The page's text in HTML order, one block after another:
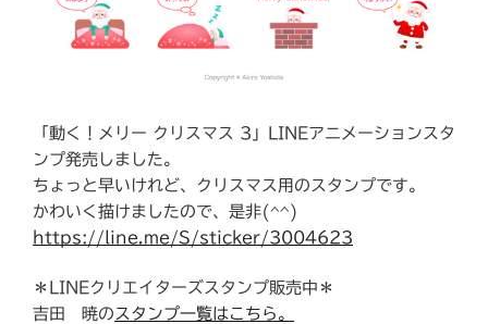
「動く！メリー クリスマス 3」LINEアニメーションスタ
ンプ発売しました。
ちょっと早いけれど、クリスマス用のスタンプです。
かわいく描けましたので、是非(^^)
https://line.me/S/sticker/3004623
＊LINEクリエイターズスタンプ販売中＊
吉田 暁の スタンプ一覧はこちら。